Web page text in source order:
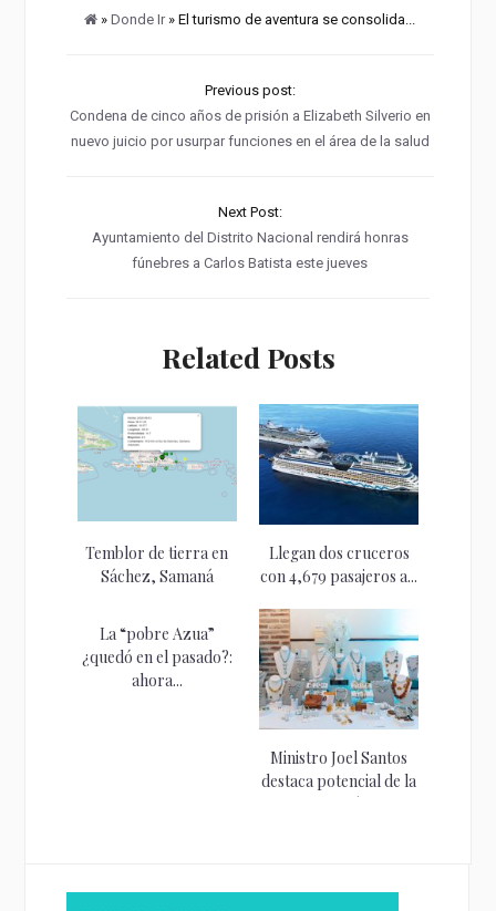
»Donde Ir» El turismo de aventura se consolida...
Previous post:
Condena de cinco años de prisión a Elizabeth Silverio en
nuevo juicio por usurpar funciones en el área de la salud
Next Post:
Ayuntamiento del Distrito Nacional rendirá honras
fúnebres a Carlos Batista este jueves
Related Posts
Temblor de tierra en
Sáchez, Samaná
Llegan dos cruceros
con 4,679 pasajeros a...
La “pobre Azua”
¿quedó en el pasado?:
ahora...
Ministro Joel Santos
destaca potencial de la
artesanía...